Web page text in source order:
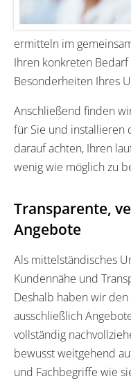
ermitteln im
Ihren konkreten
Besonderheiten Ihres
Anschließend finden
für Sie und installieren
darauf achten, Ihren
wenig wie möglich zu
Transparente,
Angebote
Als mittelständisches
Kundennähe und
Deshalb haben wir
ausschließlich
vollständig
bewusst weitgehend
und Fachbegriffe wie